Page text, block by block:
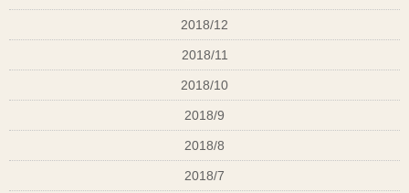
2018/12
2018/11
2018/10
2018/9
2018/8
2018/7